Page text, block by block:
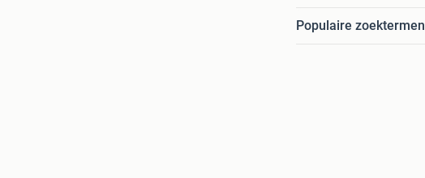
Populaire zoektermen